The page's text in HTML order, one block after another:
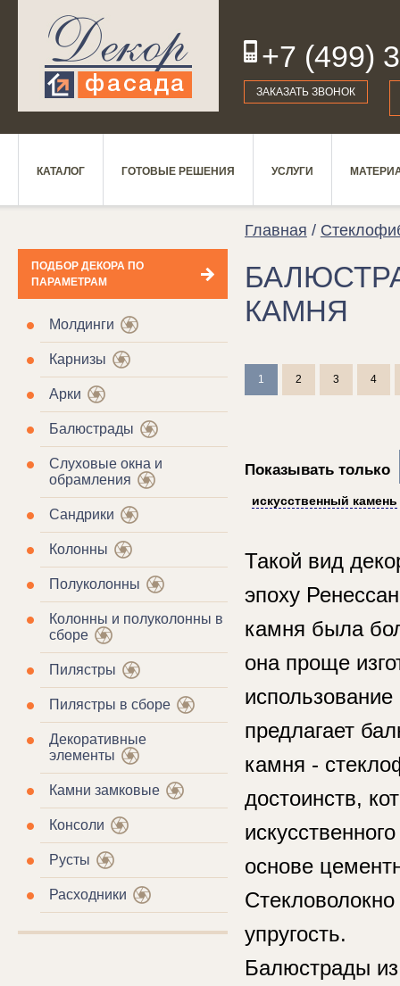
+7 (499)
19
ЗАКАЗАТЬ ЗВОНОК
КАТАЛОГ ГОТОВЫЕ РЕШЕНИЯ УСЛУГИ
ПОДБОР ДЕКОРА ПО
ПАРАМЕТРАМ
Молдинги
Карнизы
Арки
Балюстрады
Слуховые окна и
обрамления
Сандрики
Колонны
Полуколонны
Колонны и полуколонны в
сборе
Пилястры
Пилястры в сборе
Декоративные
элементы
Камни замковые
Консоли
Русты
Расходники
Главная /
КАМНЯ
1 2 3 4
Показывать только
искусственный камень
Такой вид
эпоху
камня была
она проще
предлагает
камня -
достоинств,
основе
упругость.
Балюстрады